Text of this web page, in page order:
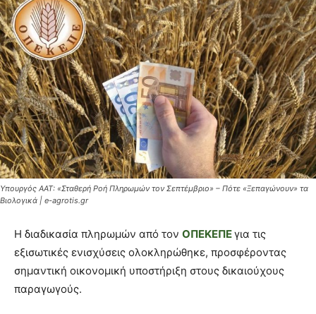
Υπουργός ΑΑΤ: «Σταθερή Ροή Πληρωμών τον Σεπτέμβριο» – Πότε «Ξεπαγώνουν» τα
Βιολογικά | e-agrotis.gr
Η διαδικασία πληρωμών από τον ΟΠΕΚΕΠΕγια τις
εξισωτικές ενισχύσεις ολοκληρώθηκε, προσφέροντας
σημαντική οικονομική υποστήριξη στους δικαιούχους
παραγωγούς.